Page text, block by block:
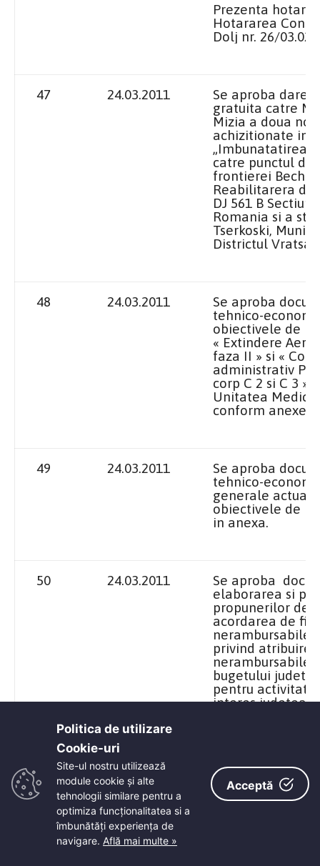
Prezenta
Hotararea
Dolj nr. 26/
47 24.03.2011
Se aproba
gratuita catre
Mizia a doua
achizitionate in
„Imbunatatirea
catre punctul de
frontierei
Reabilitarera
DJ 561 B
Romania si a
Tserkoski,
Districtul Vratsa,
48 24.03.2011
Se aproba
tehnico-
obiectivele de
« Extindere
faza II » si «
administrativ P
corp C 2 si C 3 »
Unitatea
conform anexei.
49 24.03.2011
Se aproba
tehnico-
generale
obiectivele de
in anexa.
50 24.03.2011
Se aproba
elaborarea si
propunerilor de
acordarea de
privind
nerambursabile
bugetului
pentru activitati
interes judetean
51 24.03.2011
Se aproba
de venituri si
Politica de utilizare
Cookie-uri‎
Site-ul nostru utilizează
module cookie și alte
tehnologii similare pentru a
optimiza funcţionalitatea si a
îmbunătăţi experienţa de
navigare. Află mai multe »
Acceptă